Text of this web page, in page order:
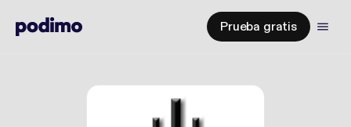
Prueba gratis